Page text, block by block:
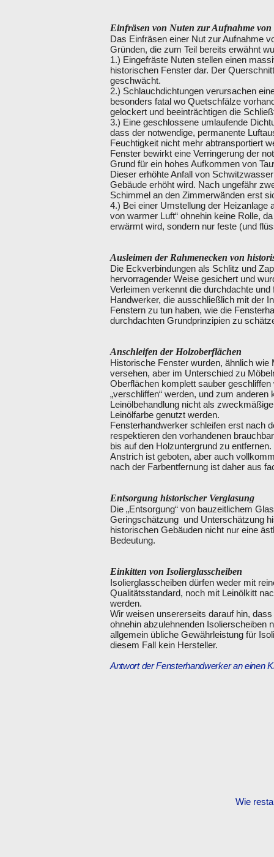
Einfräsen von Nuten zur Aufnahme
Das Einfräsen einer Nut zur Aufnahme
Gründen, die zum Teil bereits erwähnt
1.) Eingefräste Nuten stellen einen
historischen Fenster dar. Der
geschwächt.
2.) Schlauchdichtungen verursachen
besonders fatal wo Quetschfälze
gelockert und beeinträchtigen die
3.) Eine geschlossene umlaufende
dass der notwendige, permanente
Feuchtigkeit nicht mehr abtransportiert
Fenster bewirkt eine Verringerung der
Grund für ein hohes Aufkommen von
Dieser erhöhte Anfall von
Gebäude erhöht wird. Nach ungefähr
Schimmel an den Zimmerwänden erst
4.) Bei einer Umstellung der Heizanlage
von warmer Luft“ ohnehin keine Rolle,
erwärmt wird, sondern nur feste (und
Ausleimen der Rahmenecken von
Die Eckverbindungen als Schlitz und
hervorragender Weise gesichert und
Verleimen verkennt die durchdachte
Handwerker, die ausschließlich mit der
Fenstern zu tun haben, wie die
durchdachten Grundprinzipien zu
Anschleifen der Holzoberflächen
Historische Fenster wurden, ähnlich wie
versehen, aber im Unterschied zu
Oberflächen komplett sauber
„verschliffen“ werden, und zum
Leinölbehandlung nicht als
Leinölfarbe genutzt werden.
Fensterhandwerker schleifen erst nach
respektieren den vorhandenen
bis auf den Holzuntergrund zu
Anstrich ist geboten, aber auch
nach der Farbentfernung ist daher aus
Entsorgung historischer Verglasung
Die „Entsorgung“ von bauzeitlichem
Geringschätzung und Unterschätzung
historischen Gebäuden nicht nur eine
Bedeutung.
Einkitten von Isolierglasscheiben
Isolierglasscheiben dürfen weder mit
Qualitätsstandard, noch mit Leinölkitt
werden.
Wir weisen unsererseits darauf hin,
ohnehin abzulehnenden Isolierscheiben
allgemein übliche Gewährleistung für
diesem Fall kein Hersteller.
Antwort der Fensterhandwerker an einen
Wie